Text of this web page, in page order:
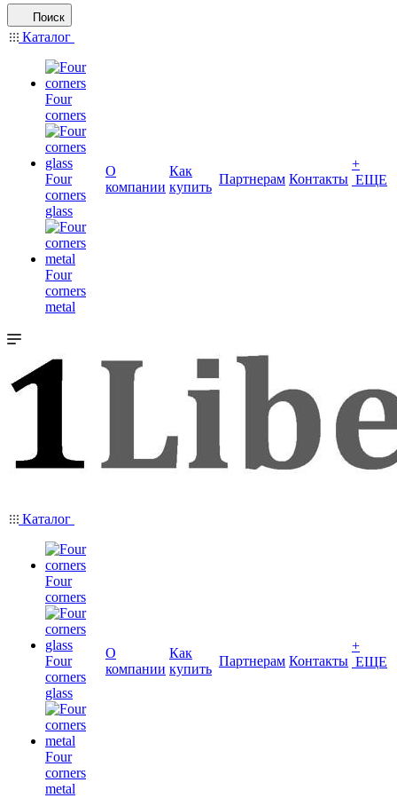
Поиск
Каталог
Four
corners
Four
corners
glass
Four
corners
metal
О
компании
Как
купить
Партнерам Контакты
+
ЕЩЕ
Каталог
Four
corners
Four
corners
glass
Four
corners
metal
О
компании
Как
купить
Партнерам Контакты
+
ЕЩЕ